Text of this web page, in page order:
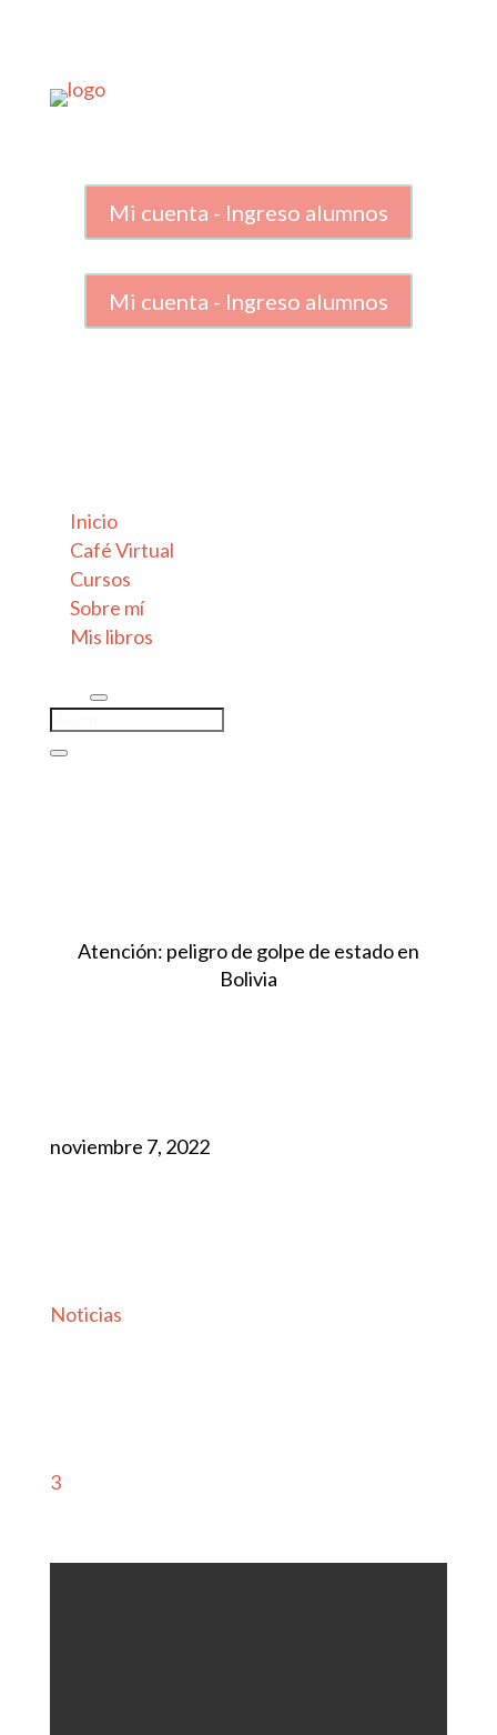
Mi cuenta - Ingreso alumnos
Mi cuenta - Ingreso alumnos
Inicio
Café Virtual
Cursos
Sobre mí
Mis libros
Atención: peligro de golpe de estado en
Bolivia
noviembre 7, 2022
Noticias
3